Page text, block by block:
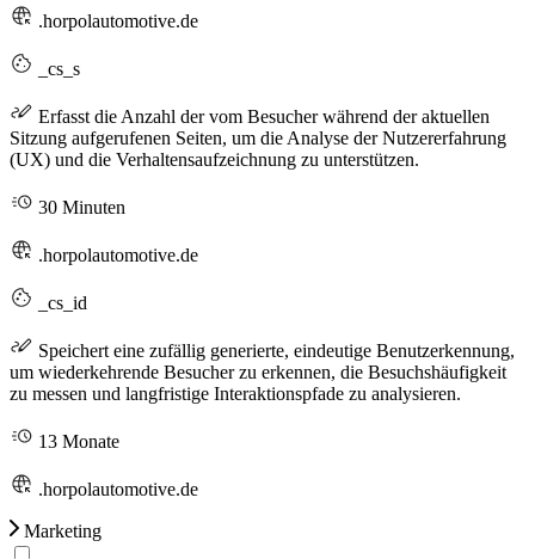
.horpolautomotive.de
_cs_s
Erfasst die Anzahl der vom Besucher während der aktuellen
Sitzung aufgerufenen Seiten, um die Analyse der Nutzererfahrung
(UX) und die Verhaltensaufzeichnung zu unterstützen.
30 Minuten
.horpolautomotive.de
_cs_id
Speichert eine zufällig generierte, eindeutige Benutzerkennung,
um wiederkehrende Besucher zu erkennen, die Besuchshäufigkeit
zu messen und langfristige Interaktionspfade zu analysieren.
13 Monate
.horpolautomotive.de
Marketing